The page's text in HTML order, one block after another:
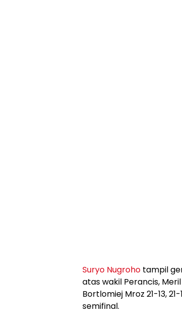
Suryo Nugroho tampil
atas wakil Perancis, Meril
Bortlomiej Mroz 21-13,
semifinal.